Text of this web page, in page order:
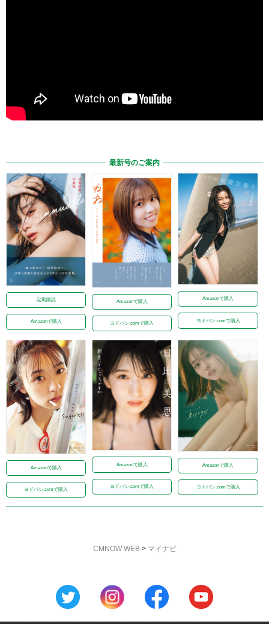
最新号のご案内
定期購読
Amazonで購入
Amazonで購入
ヨドバシ.comで購入
Amazonで購入
ヨドバシ.comで購入
Amazonで購入
ヨドバシ.comで購入
Amazonで購入
ヨドバシ.comで購入
Amazonで購入
ヨドバシ.comで購入
CMNOW WEB> マイナビ